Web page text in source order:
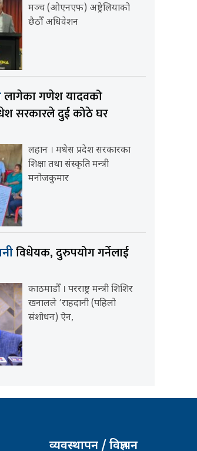
मञ्च (ओएनएफ) अष्ट्रेलियाको
छैठौँ अधिवेशन
लागेका गणेश यादवको
सरकारले दुई कोठे घर
लहान । मधेस प्रदेश सरकारका
शिक्षा तथा संस्कृति मन्त्री
मनोजकुमार
विधेयक, दुरुपयोग गर्नेलाई
काठमाडौँ । परराष्ट्र मन्त्री शिशिर
खनालले ‘राहदानी (पहिलो
संशोधन) ऐन,
व्यवस्थापन / विज्ञापन